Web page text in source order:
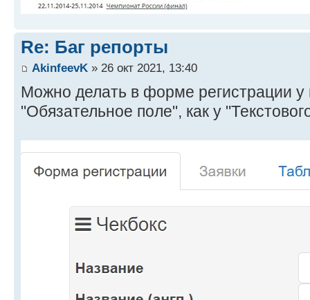
Re: Баг репорты
AkinfeevK » 26 окт 2021, 13:40
Можно делать в форме регистрации у
"Обязательное поле", как у